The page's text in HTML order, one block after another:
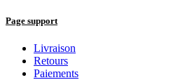
Page support
Livraison
Retours
Paiements